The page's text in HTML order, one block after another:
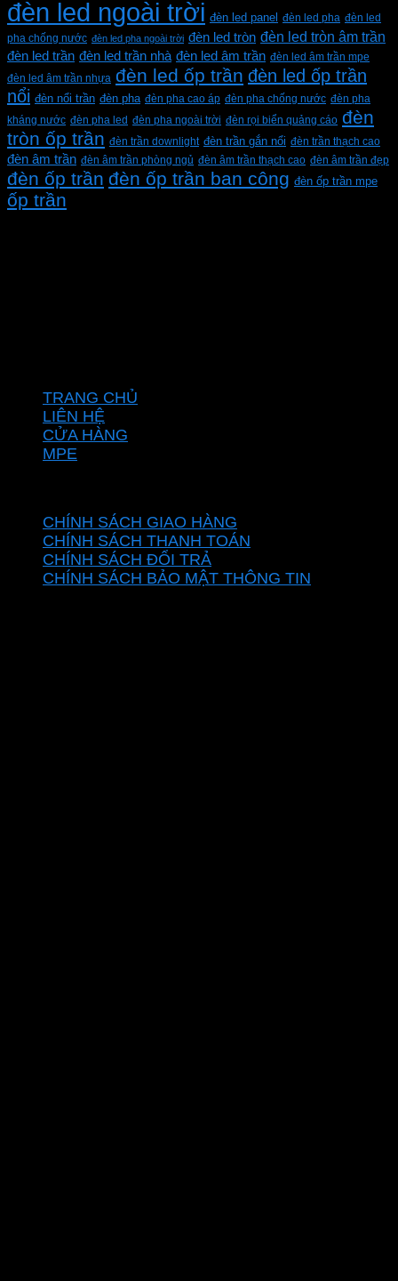
đèn led ngoài trời đèn led panel đèn led pha đèn led
pha chống nước đèn led pha ngoài trời đèn led tròn đèn led tròn âm trần
đèn led trần đèn led trần nhà đèn led âm trần đèn led âm trần mpe
đèn led âm trần nhựa đèn led ốp trần đèn led ốp trần
nổi đèn nổi trần đèn pha đèn pha cao áp đèn pha chống nước đèn pha
kháng nước đèn pha led đèn pha ngoài trời đèn rọi biển quảng cáo đèn
tròn ốp trần đèn trần downlight đèn trần gắn nổi đèn trần thạch cao
đèn âm trần đèn âm trần phòng ngủ đèn âm trần thạch cao đèn âm trần đẹp
đèn ốp trần đèn ốp trần ban công đèn ốp trần mpe
ốp trần
TRANG CHỦ
LIÊN HỆ
CỬA HÀNG
MPE
CHÍNH SÁCH GIAO HÀNG
CHÍNH SÁCH THANH TOÁN
CHÍNH SÁCH ĐỔI TRẢ
CHÍNH SÁCH BẢO MẬT THÔNG TIN